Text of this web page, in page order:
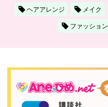
ヘアアレンジ メイク
ファッション